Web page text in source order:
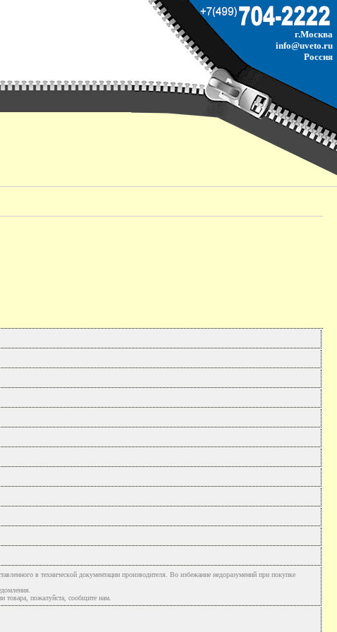
г.Москва
info@uveto.ru
Россия
в технической документации производителя. Во избежание недоразумений при покупке
пожалуйста, сообщите нам.